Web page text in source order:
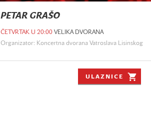
PETAR GRAŠO
ČETVRTAK U 20:00 VELIKA DVORANA
Organizator: Koncertna dvorana Vatroslava Lisinskog
ULAZNICE